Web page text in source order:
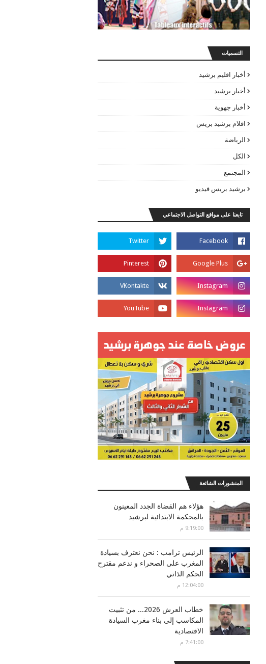
التسميات
أخبار اقليم برشيد
أخبار برشيد
أخبار جهوية
اقلام برشيد بريس
الرياضة
الكل
المجتمع
برشيد بريس فيديو
تابعنا على مواقع التواصل الاجتماعي
المنشورات الشائعة
هؤلاء هم القضاة الجدد المعينون
بالمحكمة الابتدائية لبرشيد
9:19:00 م
الرئيس ترامب : نحن نعترف بسيادة
المغرب على الصحراء و ندعم مقترح
الحكم الذاتي
12:04:00 م
خطاب العرش 2026... من تثبيت
المكاسب إلى بناء مغرب السيادة
الاقتصادية
7:41:00 م